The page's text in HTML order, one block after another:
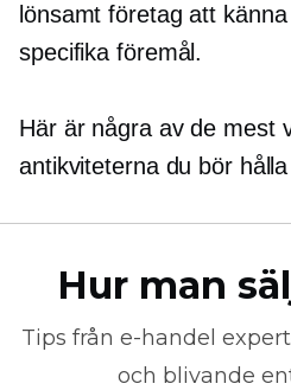
lönsamt företag att
specifika föremål.
Här är några av de mest
antikviteterna du bör
Hur man
Tips från e-handel
och blivande